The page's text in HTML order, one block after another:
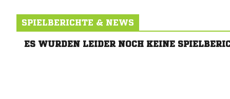
SPIELBERICHTE & NEWS
ES WURDEN LEIDER NOCH KEINE